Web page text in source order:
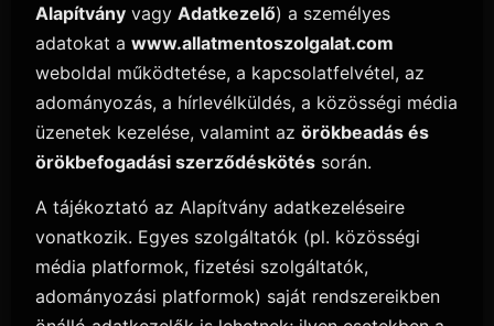
Alapítvány vagy Adatkezelő) a személyes
adatokat a www.allatmentoszolgalat.com
weboldal működtetése, a kapcsolatfelvétel, az
adományozás, a hírlevélküldés, a közösségi média
üzenetek kezelése, valamint az örökbeadás és
örökbefogadási szerződéskötés során.
A tájékoztató az Alapítvány adatkezeléseire
vonatkozik. Egyes szolgáltatók (pl. közösségi
média platformok, fizetési szolgáltatók,
adományozási platformok) saját rendszereikben